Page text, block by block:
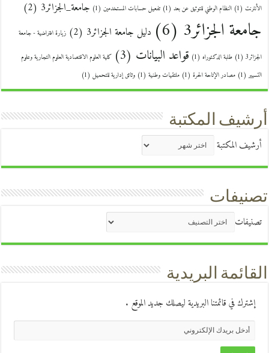
الأنترنت (1) النظام الوطني للتوثيق عن بعد (1) تفعيل حسابات المستخدمين (1) جامعة_الجزائر3 (2)
جامعة الجزائر3 (6) دليل جامعة الجزائر3 (2) زيارة افتراضية - جامعة
الجزائر3 (1) طلبة الدكتوراه (1) قواعد البيانات (3)
كلية العلوم الاقتصادية العلوم التجارية وعلوم
التسيير(1) مصادر الإتاحة الحرة (1) ملتقيات وطنية (1) وثائق إدارية للتحميل (1)
أرشيف المكتبة
أرشيف المكتبة
تصنيفات
تصنيفات
القائمة البريدية
إشترك في قائمتنا البريدية ليصلك جديد الموقع .